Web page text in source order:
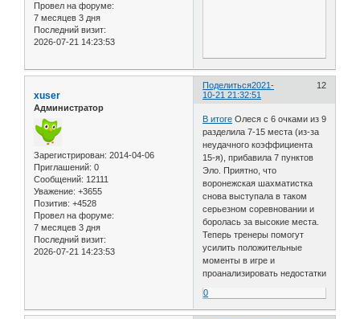
Провел на форуме:
7 месяцев 3 дня
Последний визит:
2026-07-21 14:23:53
Поделиться 12
2021-
10-21 21:32:51
xuser
Администратор
Зарегистрирован: 2014-04-06
Приглашений: 0
Сообщений: 12111
Уважение: +3655
Позитив: +4528
Провел на форуме:
7 месяцев 3 дня
Последний визит:
2026-07-21 14:23:53
В итоге Олеся с 6 очками из 9
разделила 7-15 места (из-за
неудачного коэффициента
15-я), прибавила 7 пунктов
Эло. Приятно, что
воронежская шахматистка
снова выступала в таком
серьезном соревновании и
боролась за высокие места.
Теперь тренеры помогут
усилить положительные
моменты в игре и
проанализировать недостатки
0